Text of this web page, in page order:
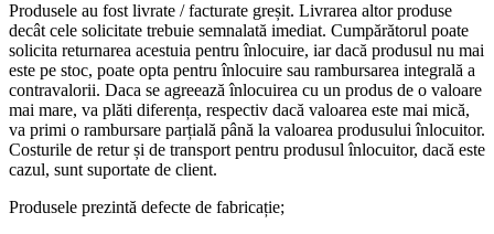
Produsele au fost livrate / facturate greșit. Livrarea altor produse
decât cele solicitate trebuie semnalată imediat. Cumpărătorul poate
solicita returnarea acestuia pentru înlocuire, iar dacă produsul nu mai
este pe stoc, poate opta pentru înlocuire sau rambursarea integrală a
contravalorii. Daca se agreează înlocuirea cu un produs de o valoare
mai mare, va plăti diferența, respectiv dacă valoarea este mai mică,
va primi o rambursare parțială până la valoarea produsului înlocuitor.
Costurile de retur și de transport pentru produsul înlocuitor, dacă este
cazul, sunt suportate de client.
Produsele prezintă defecte de fabricație;